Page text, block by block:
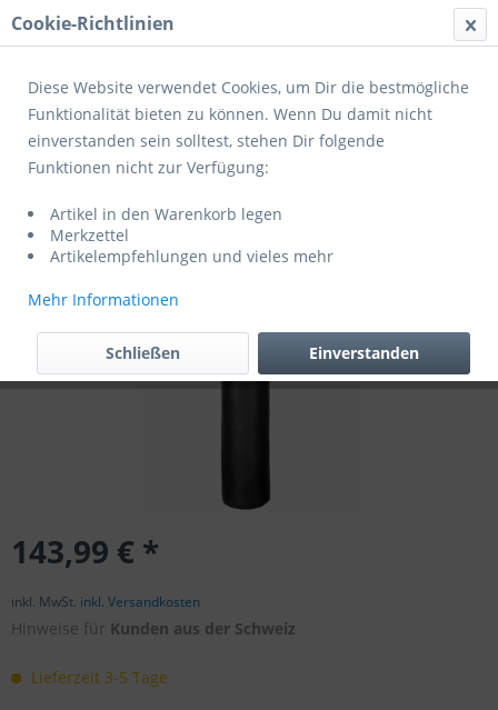
Menü
Übersicht Boxsäcke
93209
143,99 € *
inkl. MwSt. inkl. Versandkosten
Hinweise für Kunden aus der Schweiz
Lieferzeit 3-5 Tage
Cookie-Richtlinien
Diese Website verwendet Cookies, um Dir die bestmögliche
Funktionalität bieten zu können. Wenn Du damit nicht
einverstanden sein solltest, stehen Dir folgende
Funktionen nicht zur Verfügung:
Artikel in den Warenkorb legen
Merkzettel
Artikelempfehlungen und vieles mehr
Mehr Informationen
Einverstanden
Schließen